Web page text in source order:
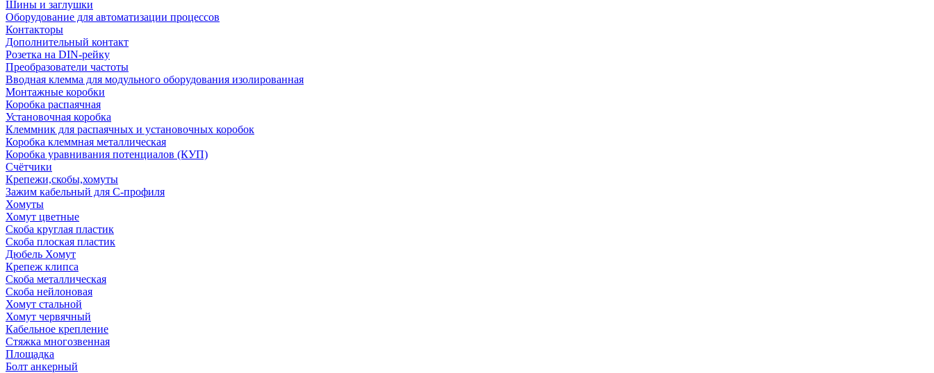
Шины и заглушки
Оборудование для автоматизации процессов
Контакторы
Дополнительный контакт
Розетка на DIN-рейку
Преобразователи частоты
Вводная клемма для модульного оборудования изолированная
Монтажные коробки
Коробка распаячная
Установочная коробка
Клеммник для распаячных и установочных коробок
Коробка клеммная металлическая
Коробка уравнивания потенциалов (КУП)
Счётчики
Крепежи,скобы,хомуты
Зажим кабельный для С-профиля
Хомуты
Хомут цветные
Скоба круглая пластик
Скоба плоская пластик
Дюбель Хомут
Крепеж клипса
Скоба металлическая
Скоба нейлоновая
Хомут стальной
Хомут червячный
Кабельное крепление
Стяжка многозвенная
Площадка
Болт анкерный